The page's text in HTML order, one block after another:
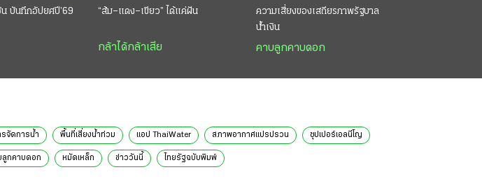
บันทึกอัปยศปี’69 “ส้ม–แดง–เขียว” ได้แค่ฝัน
กล้าได้กล้าเสีย
ความเสี่ยงของเสถียรภาพรัฐบาล
น้ำเงิน
คาบลูกคาบดอก
จัดการน้ำ พื้นที่เสี่ยงน้ำท่วม แอป ThaiWater สภาพอากาศแปรปรวน ซุปเปอร์เอลนีโญ
ลูกคาบดอก หมัดเหล็ก ข่าววันนี้ ไทยรัฐฉบับพิมพ์